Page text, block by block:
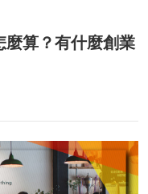
算？有什麼創業